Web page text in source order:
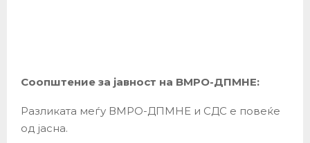
Соопштение за јавност на ВМРО-ДПМНЕ:
Разликата меѓу ВМРО-ДПМНЕ и СДС е повеќе
од јасна.